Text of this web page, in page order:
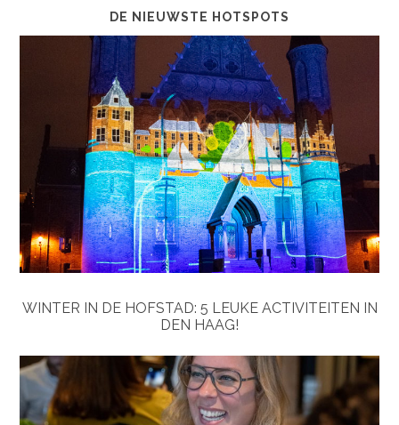
DE NIEUWSTE HOTSPOTS
WINTER IN DE HOFSTAD: 5 LEUKE ACTIVITEITEN IN
DEN HAAG!